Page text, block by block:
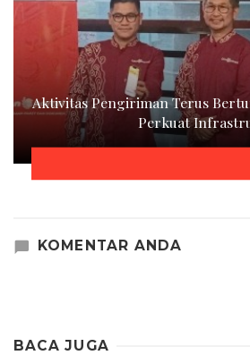
Aktivitas Pengiriman Terus
Perkuat
KOMENTAR ANDA
BACA JUGA